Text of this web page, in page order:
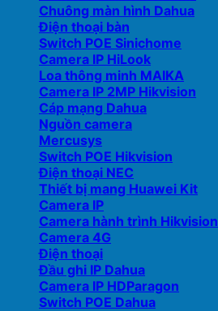
Chuông màn hình Dahua
Điện thoại bàn
Switch POE Sinichome
Camera IP HiLook
Loa thông minh MAIKA
Camera IP 2MP Hikvision
Cáp mạng Dahua
Nguồn camera
Mercusys
Switch POE Hikvision
Điện thoại NEC
Thiết bị mang Huawei Kit
Camera IP
Camera hành trình Hikvision
Camera 4G
Điện thoại
Đầu ghi IP Dahua
Camera IP HDParagon
Switch POE Dahua